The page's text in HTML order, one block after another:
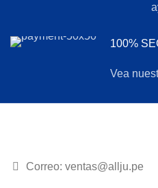
100%
Vea
Correo: ventas@allju.pe